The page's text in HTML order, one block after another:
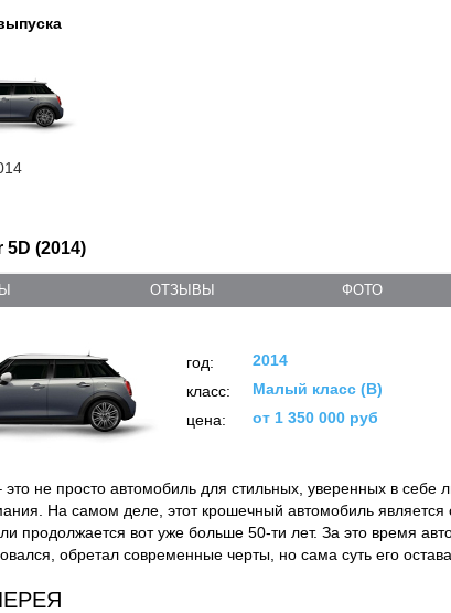
5D (2014)
ОТЗЫВЫ ФОТО
год:
2014
класс:
Малый класс (B)
цена:
от 1 350 000 руб
это не просто автомобиль для стильных, уверенных в себе
На самом деле, этот крошечный автомобиль
продолжается вот уже больше 50-ти лет. За это время
обретал современные черты, но сама суть его